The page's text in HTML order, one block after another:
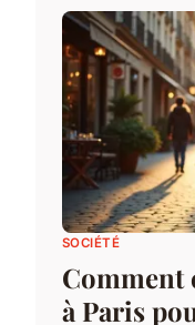
SOCIÉTÉ
Comment
à Paris